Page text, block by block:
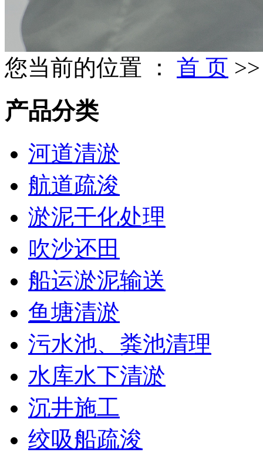
您当前的位置 ： 首 页
产品分类
河道清淤
航道疏浚
淤泥干化处理
吹沙还田
船运淤泥输送
鱼塘清淤
污水池、粪池清理
水库水下清淤
沉井施工
绞吸船疏浚